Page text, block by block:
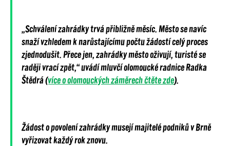
„Schválení zahrádky trvá přibližně měsíc. Město se navíc
snaží vzhledem k narůstajícímu počtu žádostí celý proces
zjednodušit. Přece jen, zahrádky město oživují, turisté se
raději vrací zpět,“ uvádí mluvčí olomoucké radnice Radka
Štědrá (více o olomouckých záměrech čtěte zde).
Žádost o povolení zahrádky musejí majitelé podniků v Brně
vyřizovat každý rok znovu.